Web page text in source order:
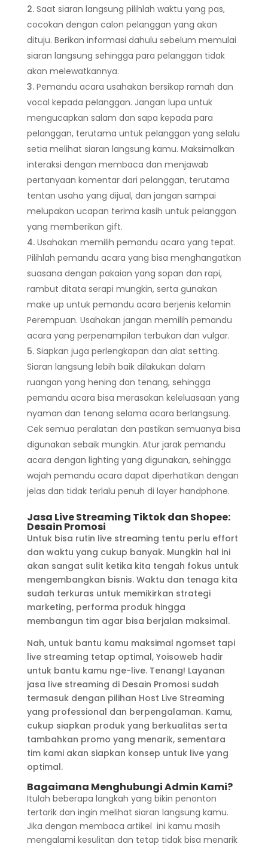
Saat siaran langsung pilihlah waktu yang pas,
cocokan dengan calon pelanggan yang akan
dituju. Berikan informasi dahulu sebelum memulai
siaran langsung sehingga para pelanggan tidak
akan melewatkannya.
Pemandu acara usahakan bersikap ramah dan
vocal kepada pelanggan. Jangan lupa untuk
mengucapkan salam dan sapa kepada para
pelanggan, terutama untuk pelanggan yang selalu
setia melihat siaran langsung kamu. Maksimalkan
interaksi dengan membaca dan menjawab
pertanyaan komentar dari pelanggan, terutama
tentan usaha yang dijual, dan jangan sampai
melupakan ucapan terima kasih untuk pelanggan
yang memberikan gift.
Usahakan memilih pemandu acara yang tepat.
Pilihlah pemandu acara yang bisa menghangatkan
suasana dengan pakaian yang sopan dan rapi,
rambut ditata serapi mungkin, serta gunakan
make up untuk pemandu acara berjenis kelamin
Perempuan. Usahakan jangan memilih pemandu
acara yang perpenampilan terbukan dan vulgar.
Siapkan juga perlengkapan dan alat setting.
Siaran langsung lebih baik dilakukan dalam
ruangan yang hening dan tenang, sehingga
pemandu acara bisa merasakan keleluasaan yang
nyaman dan tenang selama acara berlangsung.
Cek semua peralatan dan pastikan semuanya bisa
digunakan sebaik mungkin. Atur jarak pemandu
acara dengan lighting yang digunakan, sehingga
wajah pemandu acara dapat diperhatikan dengan
jelas dan tidak terlalu penuh di layer handphone.
Jasa Live Streaming Tiktok dan Shopee:
Desain Promosi
Untuk bisa rutin live streaming tentu perlu effort
dan waktu yang cukup banyak. Mungkin hal ini
akan sangat sulit ketika kita tengah fokus untuk
mengembangkan bisnis. Waktu dan tenaga kita
sudah terkuras untuk memikirkan strategi
marketing, performa produk hingga
membangun tim agar bisa berjalan maksimal.
Nah, untuk bantu kamu maksimal ngomset tapi
live streaming tetap optimal, Yoisoweb hadir
untuk bantu kamu nge-live. Tenang! Layanan
jasa live streaming di Desain Promosi sudah
termasuk dengan pilihan Host Live Streaming
yang professional dan berpengalaman. Kamu,
cukup siapkan produk yang berkualitas serta
tambahkan promo yang menarik, sementara
tim kami akan siapkan konsep untuk live yang
optimal.
Bagaimana Menghubungi Admin Kami?
Itulah beberapa langkah yang bikin penonton
tertarik dan ingin melihat siaran langsung kamu.
Jika dengan membaca artikel ini kamu masih
mengalami kesulitan dan tetap tidak bisa menarik